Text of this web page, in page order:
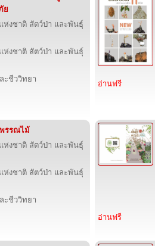
ย
ห่งชาติ สัตว์ป่า และพันธุ์
ห่งชาติ สัตว์ป่า และพันธุ์
ะชีววิทยา
อ่านฟรี
รรณไม้
ห่งชาติ สัตว์ป่า และพันธุ์
ห่งชาติ สัตว์ป่า และพันธุ์
ะชีววิทยา
อ่านฟรี